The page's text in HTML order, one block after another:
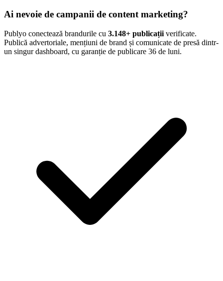
Ai nevoie de campanii de content marketing?
Publyo conectează brandurile cu 3.148+ publicații verificate.
Publică advertoriale, mențiuni de brand și comunicate de presă dintr-
un singur dashboard, cu garanție de publicare 36 de luni.